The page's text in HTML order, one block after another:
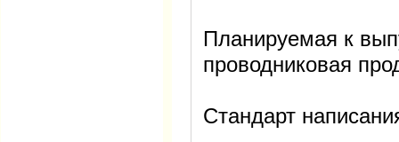
Планируемая к
проводниковая
Стандарт